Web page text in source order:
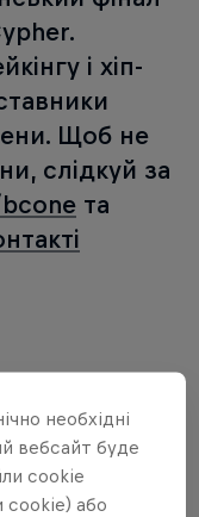
і хіп-
Щоб не
слідкуй за
та
необхідні
вебсайт буде
cookie
cookie) або